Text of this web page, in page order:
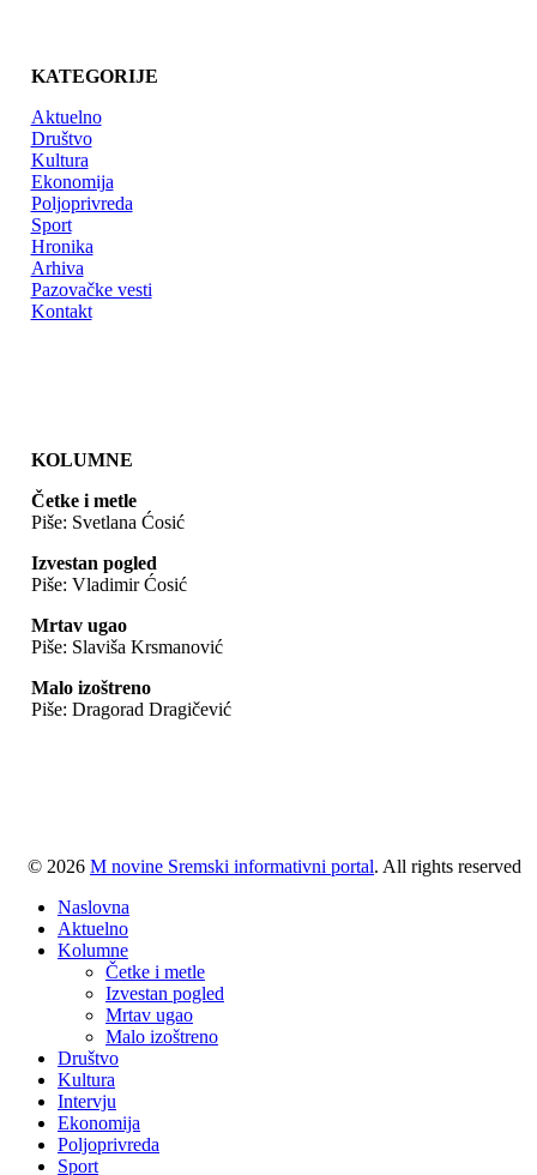
KATEGORIJE
Aktuelno
Društvo
Kultura
Ekonomija
Poljoprivreda
Sport
Hronika
Arhiva
Pazovačke vesti
Kontakt
KOLUMNE
Četke i metle
Piše: Svetlana Ćosić
Izvestan pogled
Piše: Vladimir Ćosić
Mrtav ugao
Piše: Slaviša Krsmanović
Malo izoštreno
Piše: Dragorad Dragičević
© 2026 M novine Sremski informativni portal. All rights reserved
Naslovna
Aktuelno
Kolumne
Četke i metle
Izvestan pogled
Mrtav ugao
Malo izoštreno
Društvo
Kultura
Intervju
Ekonomija
Poljoprivreda
Sport